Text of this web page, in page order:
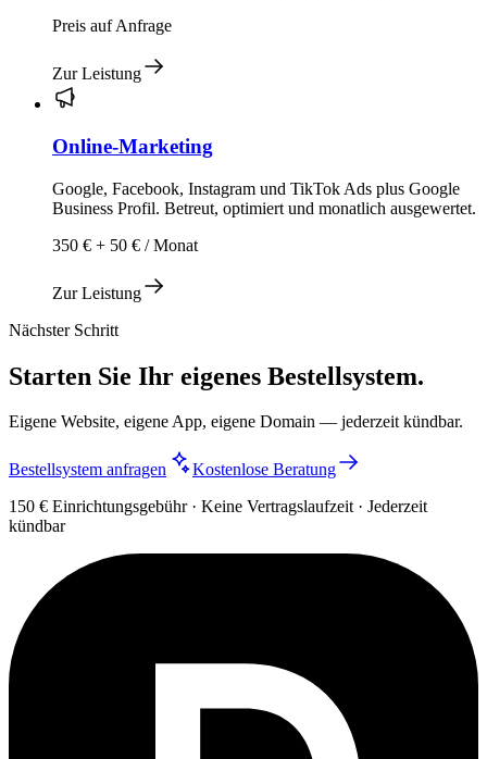
Preis auf Anfrage
Zur Leistung
Online-Marketing
Google, Facebook, Instagram und TikTok Ads plus Google
Business Profil. Betreut, optimiert und monatlich ausgewertet.
350 € + 50 € / Monat
Zur Leistung
Nächster Schritt
Starten Sie Ihr eigenes Bestellsystem.
Eigene Website, eigene App, eigene Domain — jederzeit kündbar.
Bestellsystem anfragen
Kostenlose Beratung
150 € Einrichtungsgebühr · Keine Vertragslaufzeit · Jederzeit
kündbar